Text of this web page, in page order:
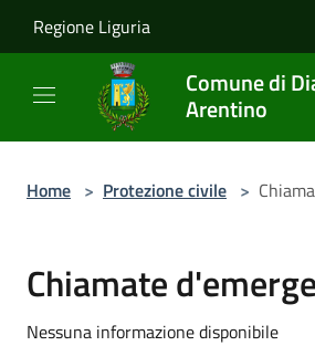
Regione Liguria
Comune di
Arentino
Home > Protezione civile >
Chiamate
Nessuna informazione disponibile